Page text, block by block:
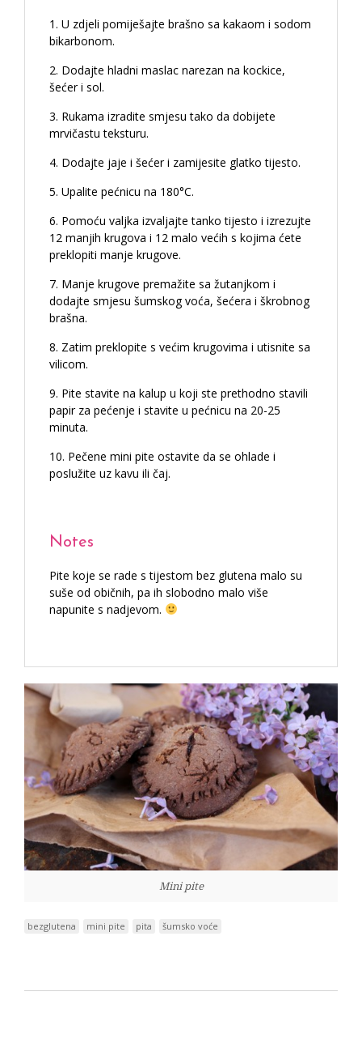
U zdjeli pomiješajte brašno sa kakaom i sodom
bikarbonom.
Dodajte hladni maslac narezan na kockice,
šećer i sol.
Rukama izradite smjesu tako da dobijete
mrvičastu teksturu.
Dodajte jaje i šećer i zamijesite glatko tijesto.
Upalite pećnicu na 180°C.
Pomoću valjka izvaljajte tanko tijesto i izrezujte
12 manjih krugova i 12 malo većih s kojima ćete
preklopiti manje krugove.
Manje krugove premažite sa žutanjkom i
dodajte smjesu šumskog voća, šećera i škrobnog
brašna.
Zatim preklopite s većim krugovima i utisnite sa
vilicom.
Pite stavite na kalup u koji ste prethodno stavili
papir za pećenje i stavite u pećnicu na 20-25
minuta.
Pečene mini pite ostavite da se ohlade i
poslužite uz kavu ili čaj.
Notes
Pite koje se rade s tijestom bez glutena malo su
suše od običnih, pa ih slobodno malo više
napunite s nadjevom.
Mini pite
bezglutena mini pite pita šumsko voće